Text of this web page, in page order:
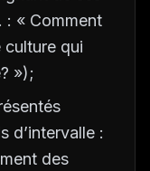
: « Comment
qui
»);
d’intervalle :
des